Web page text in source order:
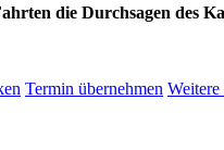
die Durchsagen des
Termin übernehmen